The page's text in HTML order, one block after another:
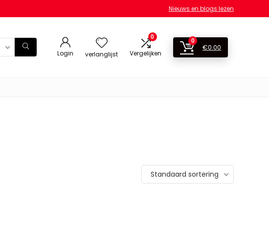
Nieuws en blogs lezen
Login verlanglijst
0
Vergelijken
0
€0.00
Standaard sortering